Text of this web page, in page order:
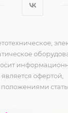
является офертой,